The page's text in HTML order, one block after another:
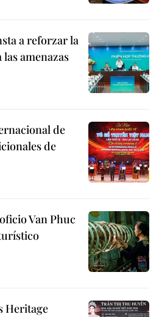
a reforzar la
amenazas
de
de
Van Phuc
Heritage